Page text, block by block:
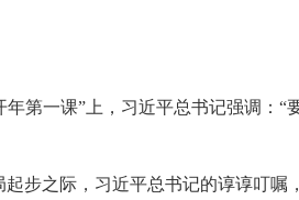
第一课”上，习近平总书记强调：“
之际，习近平总书记的谆谆叮嘱